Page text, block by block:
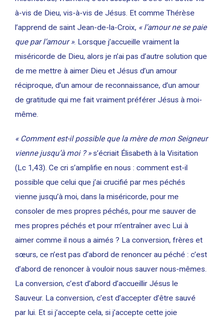
à-vis de Dieu, vis-à-vis de Jésus. Et comme Thérèse
l’apprend de saint Jean-de-la-Croix, « l’amour ne se paie
que par l’amour ». Lorsque j’accueille vraiment la
miséricorde de Dieu, alors je n’ai pas d’autre solution que
de me mettre à aimer Dieu et Jésus d’un amour
réciproque, d’un amour de reconnaissance, d’un amour
de gratitude qui me fait vraiment préférer Jésus à moi-
même.
« Comment est-il possible que la mère de mon Seigneur
vienne jusqu’à moi ? »s’écriait Élisabeth à la Visitation
(Lc 1,43). Ce cri s’amplifie en nous : comment est-il
possible que celui que j’ai crucifié par mes péchés
vienne jusqu’à moi, dans la miséricorde, pour me
consoler de mes propres péchés, pour me sauver de
mes propres péchés et pour m’entraîner avec Lui à
aimer comme il nous a aimés ? La conversion, frères et
sœurs, ce n’est pas d’abord de renoncer au péché : c’est
d’abord de renoncer à vouloir nous sauver nous-mêmes.
La conversion, c’est d’abord d’accueillir Jésus le
Sauveur. La conversion, c’est d’accepter d’être sauvé
par lui. Et si j’accepte cela, si j’accepte cette joie